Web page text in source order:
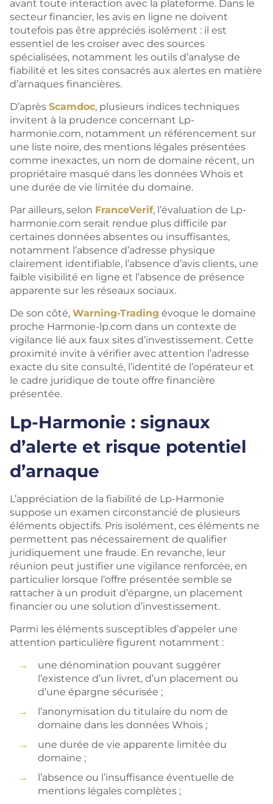
avant toute interaction avec la plateforme. Dans le
secteur financier, les avis en ligne ne doivent
toutefois pas être appréciés isolément : il est
essentiel de les croiser avec des sources
spécialisées, notamment les outils d’analyse de
fiabilité et les sites consacrés aux alertes en matière
d’arnaques financières.
D’après Scamdoc, plusieurs indices techniques
invitent à la prudence concernant Lp-
harmonie.com, notamment un référencement sur
une liste noire, des mentions légales présentées
comme inexactes, un nom de domaine récent, un
propriétaire masqué dans les données Whois et
une durée de vie limitée du domaine.
Par ailleurs, selon FranceVerif, l’évaluation de Lp-
harmonie.com serait rendue plus difficile par
certaines données absentes ou insuffisantes,
notamment l’absence d’adresse physique
clairement identifiable, l’absence d’avis clients, une
faible visibilité en ligne et l’absence de présence
apparente sur les réseaux sociaux.
De son côté, Warning-Trading évoque le domaine
proche Harmonie-lp.com dans un contexte de
vigilance lié aux faux sites d’investissement. Cette
proximité invite à vérifier avec attention l’adresse
exacte du site consulté, l’identité de l’opérateur et
le cadre juridique de toute offre financière
présentée.
Lp-Harmonie : signaux
d’alerte et risque potentiel
d’arnaque
L’appréciation de la fiabilité de Lp-Harmonie
suppose un examen circonstancié de plusieurs
éléments objectifs. Pris isolément, ces éléments ne
permettent pas nécessairement de qualifier
juridiquement une fraude. En revanche, leur
réunion peut justifier une vigilance renforcée, en
particulier lorsque l’offre présentée semble se
rattacher à un produit d’épargne, un placement
financier ou une solution d’investissement.
Parmi les éléments susceptibles d’appeler une
attention particulière figurent notamment :
une dénomination pouvant suggérer
l’existence d’un livret, d’un placement ou
d’une épargne sécurisée ;
l’anonymisation du titulaire du nom de
domaine dans les données Whois ;
une durée de vie apparente limitée du
domaine ;
l’absence ou l’insuffisance éventuelle de
mentions légales complètes ;